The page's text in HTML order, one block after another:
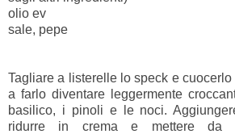
olio ev
sale, pepe
Tagliare a listerelle lo speck e
a farlo diventare leggermente
basilico, i pinoli e le noci.
ridurre in crema e mettere da